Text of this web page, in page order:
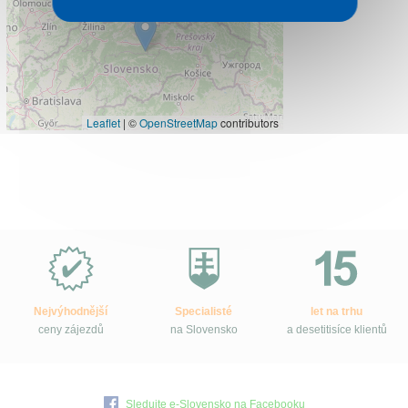
Leaflet | ©OpenStreetMapcontributors
Slovensko.cz?
Nejvýhodnější
ceny zájezdů
Specialisté
na Slovensko
let na trhu
a desetitisíce klientů
Sledujte e-Slovensko na Facebooku